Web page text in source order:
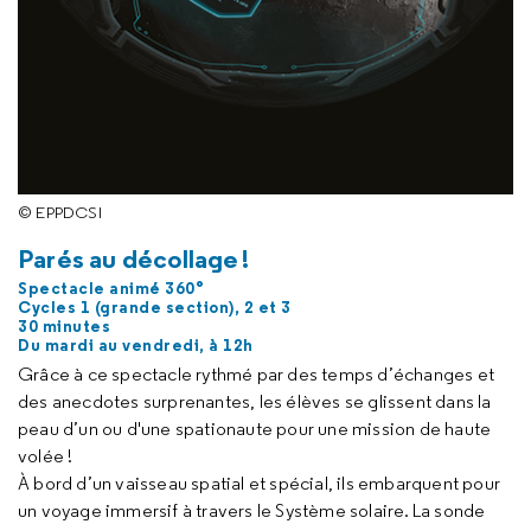
© EPPDCSI
Parés au décollage !
Spectacle animé 360°
Cycles 1 (grande section), 2 et 3
30 minutes
Du mardi au vendredi, à 12h
Grâce à ce spectacle rythmé par des temps d’échanges et
des anecdotes surprenantes, les élèves se glissent dans la
peau d’un ou d'une spationaute pour une mission de haute
volée !
À bord d’un vaisseau spatial et spécial, ils embarquent pour
un voyage immersif à travers le Système solaire. La sonde